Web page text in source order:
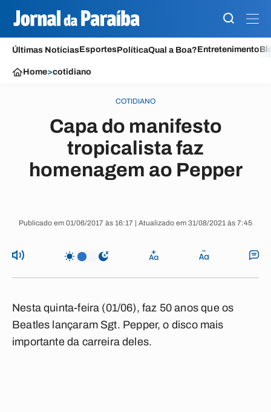
Últimas NotíciasEsportesPolíticaQual a Boa?Entretenimento
Home>cotidiano
COTIDIANO
Capa do manifesto
tropicalista faz
homenagem ao Pepper
Publicado em 01/06/2017 às 16:17 | Atualizado em 31/08/2021 às 7:45
Nesta quinta-feira (01/06), faz 50 anos que os
Beatles lançaramSgt. Pepper, o disco mais
importante da carreira deles.